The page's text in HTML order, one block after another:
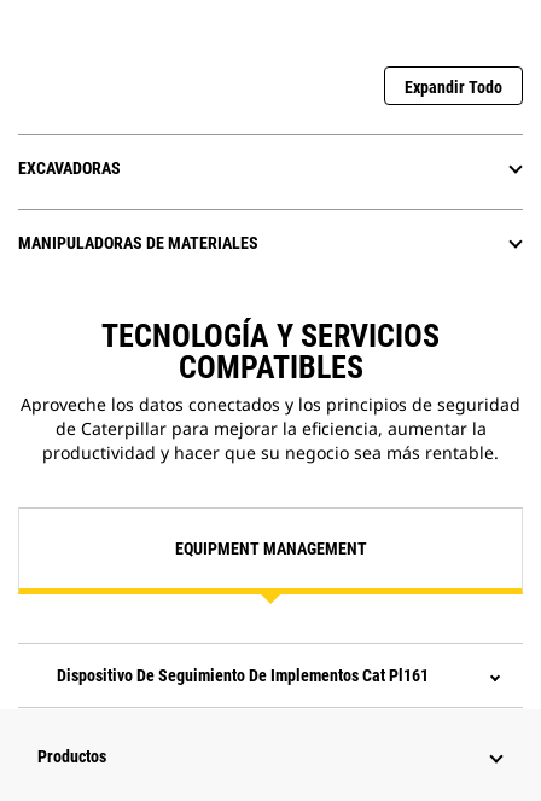
Expandir Todo
EXCAVADORAS
MANIPULADORAS DE MATERIALES
TECNOLOGÍA Y SERVICIOS
COMPATIBLES
Aproveche los datos conectados y los principios de seguridad
de Caterpillar para mejorar la eficiencia, aumentar la
productividad y hacer que su negocio sea más rentable.
EQUIPMENT MANAGEMENT
Dispositivo De Seguimiento De Implementos Cat Pl161
Productos